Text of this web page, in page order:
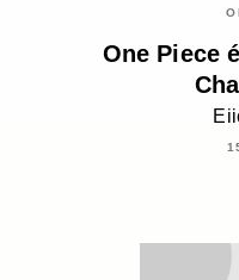
One Piece